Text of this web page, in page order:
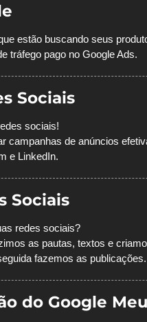
estão buscando seus
tráfego pago no Google Ads.
Sociais
sociais!
campanhas de anúncios
e LinkedIn.
Sociais
redes sociais?
as pautas, textos e
fazemos as publicações.
do Google